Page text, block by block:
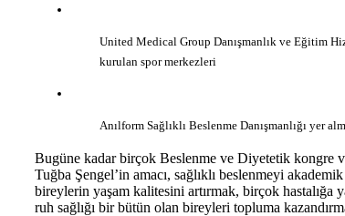
United Medical Group Danışmanlık ve Eğitim
kurulan spor merkezleri
Anılform Sağlıklı Beslenme Danışmanlığı yer
Bugüne kadar birçok Beslenme ve Diyetetik kongre
Tuğba Şengel’in amacı, sağlıklı beslenmeyi
bireylerin yaşam kalitesini artırmak, birçok
ruh sağlığı bir bütün olan bireyleri topluma